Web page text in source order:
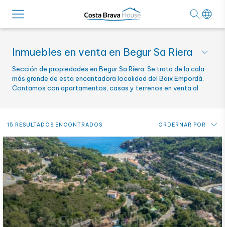
Inmuebles en venta en Begur Sa Riera
Sección de propiedades en Begur Sa Riera. Se trata de la cala
más grande de esta encantadora localidad del Baix Empordà.
Contamos con apartamentos, casas y terrenos en venta al
15 RESULTADOS ENCONTRADOS ORDERNAR POR
Precio: de más bajo a más alto
Precio: de más alto a más bajo
Novedades
Alfabético por referencia